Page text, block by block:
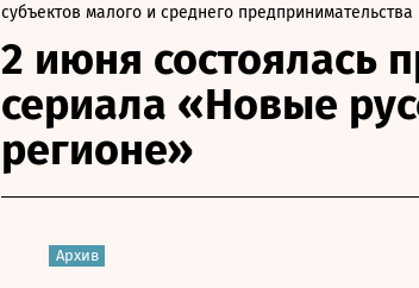
субъектов малого и среднего
2 июня состоялась
сериала «Новые
регионе»
Архив